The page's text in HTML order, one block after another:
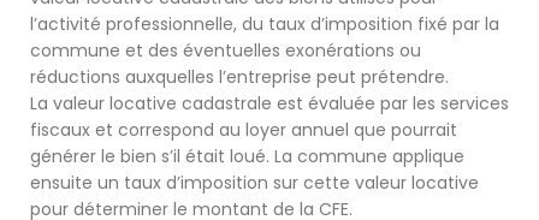
l’activité professionnelle, du taux d’imposition fixé par la
commune et des éventuelles exonérations ou
réductions auxquelles l’entreprise peut prétendre.
La valeur locative cadastrale est évaluée par les services
fiscaux et correspond au loyer annuel que pourrait
générer le bien s’il était loué. La commune applique
ensuite un taux d’imposition sur cette valeur locative
pour déterminer le montant de la CFE.